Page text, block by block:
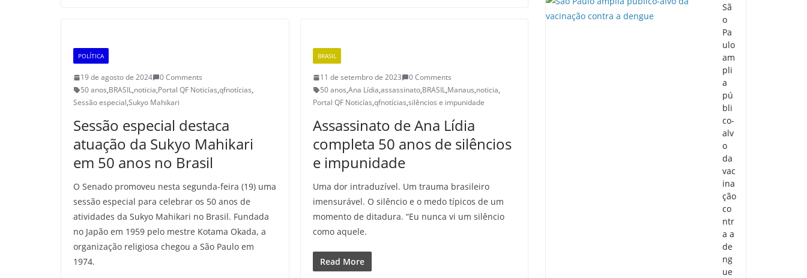
POLÍTICA
19 de agosto de 2024
0 Comments
50 anos,BRASIL,noticia,Portal QF Noticías,qfnotícias,
Sessão especial,Sukyo Mahikari
Sessão especial destaca
atuação da Sukyo Mahikari
em 50 anos no Brasil
O Senado promoveu nesta segunda-feira (19) uma
sessão especial para celebrar os 50 anos de
atividades da Sukyo Mahikari no Brasil. Fundada
no Japão em 1959 pelo mestre Kotama Okada, a
organização religiosa chegou a São Paulo em
1974.
BRASIL
11 de setembro de 2023
0 Comments
50 anos,Ana Lídia,assassinato,BRASIL,Manaus,noticia,
Portal QF Noticías,qfnotícias,silêncios e impunidade
Assassinato de Ana Lídia
completa 50 anos de silêncios
e impunidade
Uma dor intraduzível. Um trauma brasileiro
imensurável. O silêncio e o medo típicos de um
momento de ditadura. “Eu nunca vi um silêncio
como aquele.
Read More
Sã
o
Pa
ulo
am
pli
a
pú
bli
co-
alv
o
da
vac
ina
ção
co
ntr
a a
de
ng
ue